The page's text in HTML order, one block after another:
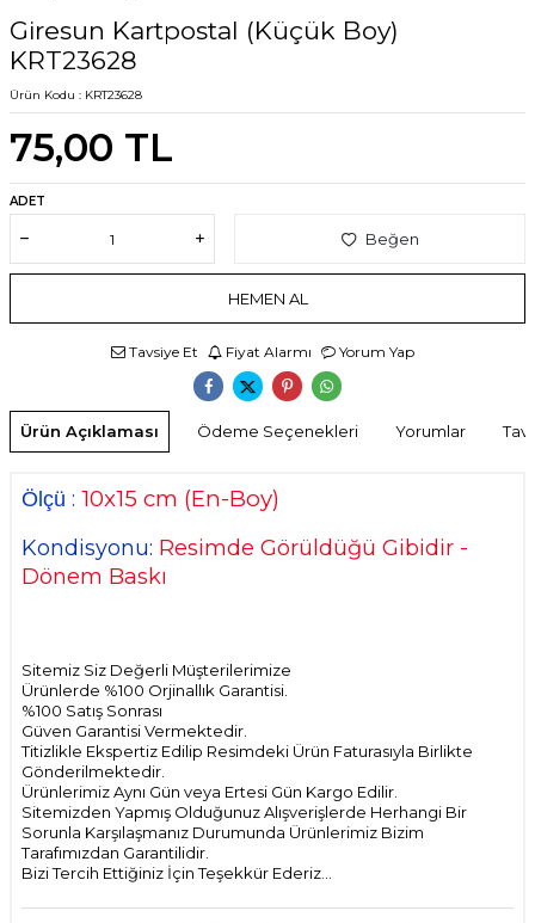
Giresun Kartpostal (Küçük Boy)
KRT23628
Ürün Kodu : KRT23628
75,00 TL
ADET
Beğen
HEMEN AL
Tavsiye Et Fiyat Alarmı Yorum Yap
Ürün Açıklaması Ödeme Seçenekleri Yorumlar
Ölçü : 10x15 cm (En-Boy)
Kondisyonu: Resimde Görüldüğü Gibidir -
Dönem Baskı
Sitemiz Siz Değerli Müşterilerimize
Ürünlerde %100 Orjinallık Garantisi.
%100 Satış Sonrası
Güven Garantisi Vermektedir.
Titizlikle Ekspertiz Edilip Resimdeki Ürün Faturasıyla Birlikte
Gönderilmektedir.
Ürünlerimiz Aynı Gün veya Ertesi Gün Kargo Edilir.
Sitemizden Yapmış Olduğunuz Alışverişlerde Herhangi Bir
Sorunla Karşılaşmanız Durumunda Ürünlerimiz Bizim
Tarafımızdan Garantilidir.
Bizi Tercih Ettiğiniz İçin Teşekkür Ederiz...